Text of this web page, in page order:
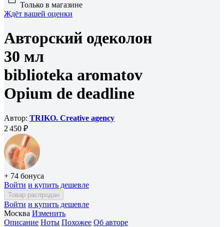
Только в магазине
Ждёт вашей оценки
Авторский одеколон
30 мл
biblioteka aromatov
Opium de deadline
Автор: TRIKO. Creative agency
2 450 ₽
+ 74 бонуса
Войти и купить дешевле
Товар распродан
Войти и купить дешевле
Москва Изменить
Описание Ноты Похожее Об авторе